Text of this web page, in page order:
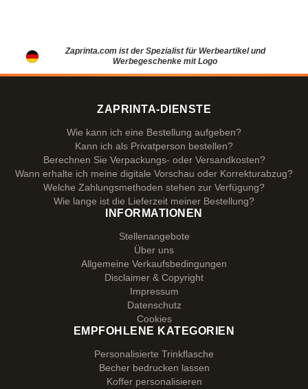
Zaprinta.com ist der Spezialist für Werbeartikel und
Werbegeschenke mit Logo
ZAPRINTA-DIENSTE
Wie kann ich eine Bestellung aufgeben?
Kann ich als Privatperson bestellen?
Berechnen Sie Verpackungs- oder Versandkosten?
Wann erhalte ich meine digitale Vorschau oder Korrekturabzug?
Welche Zahlungsmethoden stehen zur Verfügung?
Wie lange ist die Lieferzeit meiner Bestellung?
INFORMATIONEN
Stellenangebote
Über uns
Allgemeine Verkaufsbedingungen
Disclaimer & Copyright
Impressum
Datenschutz
Cookies
EMPFOHLENE KATEGORIEN
Personalisierte Trinkflasche
Becher bedrucken lassen
Koffer personalisieren